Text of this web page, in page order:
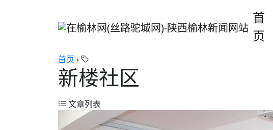
首
页
首页 ›
新楼社区
文章列表